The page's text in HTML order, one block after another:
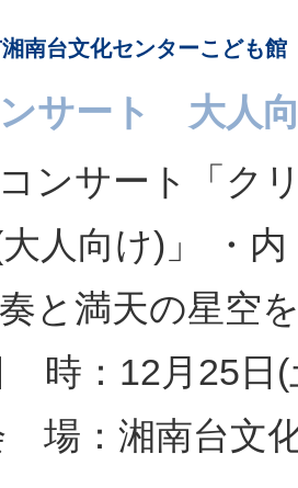
南台文化センターこども館
サート 大人
ンサート「ク
大人向け)」 ・
と満天の星空
時：12月25日(
場：湘南台文